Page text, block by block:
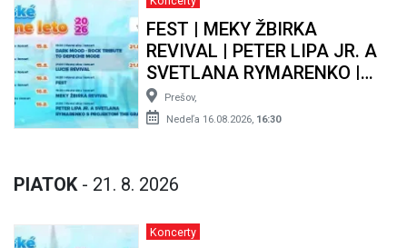
FEST | MEKY ŽBIRKA
REVIVAL | PETER LIPA JR. A
SVETLANA RYMARENKO |
PREŠOVSKÉ KULTÚRNE LETO
2026
Prešov,
Nedeľa 16.08.2026, 16:30
PIATOK - 21. 8. 2026
Koncerty